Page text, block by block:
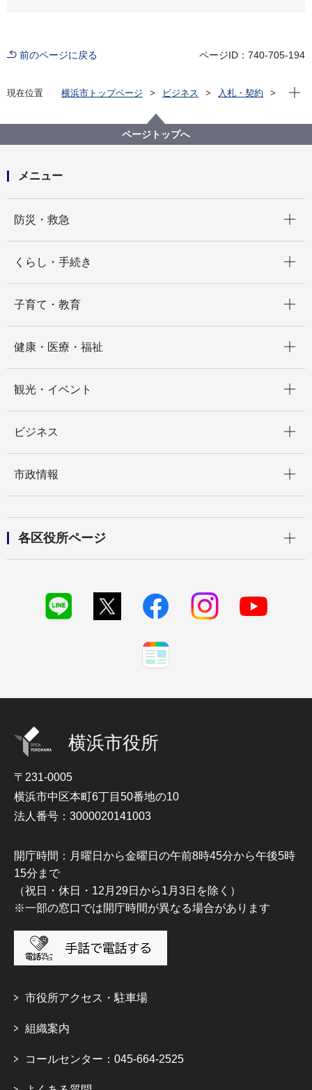
前のページに戻る ページID：740-705-194
現在位置 横浜市トップページ ビジネス
入札・契約
【入札結果掲載】【公募型指名競争入札】令和５年度
敬老特別乗車証問い合わせ応対業務委託
現在
ページトップへ
メニュー
防災・救急
くらし・手続き
子育て・教育
健康・医療・福祉
観光・イベント
ビジネス
市政情報
各区役所ページ
横浜市役所
〒231-0005
横浜市中区本町6丁目50番地の10
法人番号：3000020141003
開庁時間：月曜日から金曜日の午前8時45分から午後5時
15分まで
（祝日・休日・12月29日から1月3日を除く）
※一部の窓口では開庁時間が異なる場合があります
市役所アクセス・駐車場
組織案内
コールセンター：045-664-2525